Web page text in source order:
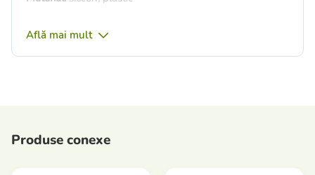
Află mai mult
Produse conexe